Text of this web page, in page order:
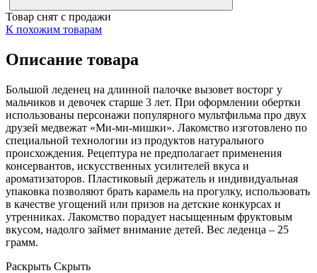
Товар снят с продажи
К похожим товарам
Описание товара
Большой леденец на длинной палочке вызовет восторг у
мальчиков и девочек старше 3 лет. При оформлении обертки
использованы персонажи популярного мультфильма про двух
друзей медвежат «Ми-ми-мишки». Лакомство изготовлено по
специальной технологии из продуктов натурального
происхождения. Рецептура не предполагает применения
консервантов, искусственных усилителей вкуса и
ароматизаторов. Пластиковый держатель и индивидуальная
упаковка позволяют брать карамель на прогулку, использовать
в качестве угощений или призов на детские конкурсах и
утренниках. Лакомство порадует насыщенным фруктовым
вкусом, надолго займет внимание детей. Вес леденца – 25
грамм.
Раскрыть Скрыть